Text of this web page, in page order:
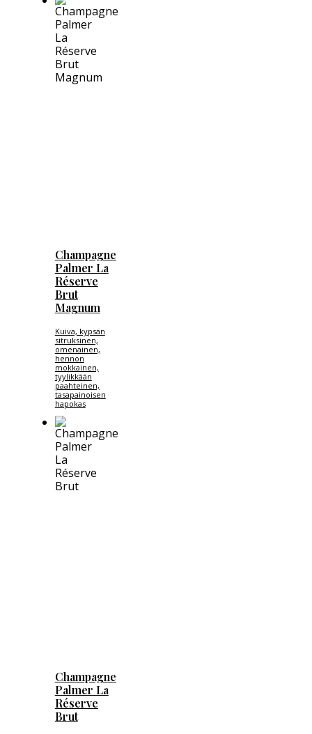
Champagne
Palmer La
Réserve
Brut
Magnum
Kuiva, kypsän
sitruksinen,
omenainen,
hennon
mokkainen,
tyylikkään
paahteinen,
tasapainoisen
hapokas
Champagne
Palmer La
Réserve
Brut